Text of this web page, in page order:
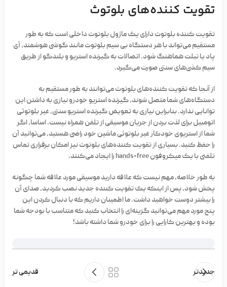
تقویت کننده‌های بلوتوث
تقویت کننده بلوتوث دارای یک ماژول بلوتوث داخلی است که به طور
مستقیم می‌تواند با هر دستگاه بی سیم بلوتوث مانند گوشی هوشمند، آی
پاد یا تبلت هماهنگ شود. اتصالات به گیرنده استریو و بلندگو از طریق
سیم کشی‌های سنتی صورت می‌گیرد.
از آنجا که تقویت کننده‌های بلوتوث می‌توانند به طور مستقیم به
دستگاه‌های شما متصل شوند، گیرنده استریو خودرو نیازی به داشتن این
توانایی ندارد. بنابراین نیازی به تعویض گیرنده استریو سنتی، غیر بلوتوثی
اتومبیل برای لذت بردن از جریان موسیقی از تلفن همراه نیست. اساسا، اگر
شما از استریوی خودکار غیر بلوتوثی ماشین خود راضی هستید، می‌توانید آن
را حفظ کنید. بسیاری از تقویت کننده‌های بلوتوث نیز امکان برقراری تماس
تلفنی با یک میکروفون hands-free را ایجاد می‌کنند.
به طور خلاصه، مهم نیست که علاقه دارید موسیقی مورد علاقه شما چگونه
پخش شود، پس از اینکه یک تقویت کننده جدید نصب کردید، صدای آن
را بیشتر دوست خواهید داشت. ما اطمینان داریم که با دنبال کردن این
پنج مورد مهم می‌توانید گزینه‌ای را انتخاب کنید که متناسب با بودجه شما
بوده و بهترین کارایی را برای خودرو شما داشته باشد!
جدیدتر قدیمی تر